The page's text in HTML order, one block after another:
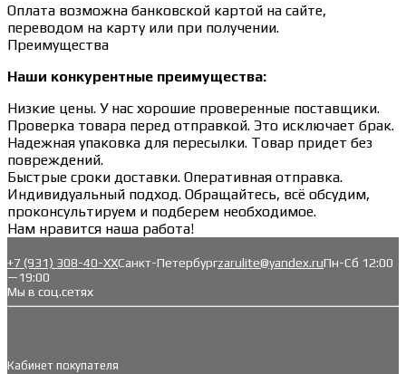
Оплата возможна банковской картой на сайте,
переводом на карту или при получении.
Преимущества
Наши конкурентные преимущества:
Низкие цены. У нас хорошие проверенные поставщики.
Проверка товара перед отправкой. Это исключает брак.
Надежная упаковка для пересылки. Товар придет без
повреждений.
Быстрые сроки доставки. Оперативная отправка.
Индивидуальный подход. Обращайтесь, всё обсудим,
проконсультируем и подберем необходимое.
Нам нравится наша работа!
+7 (931) 308-40-ХХСанкт-Петербургzarulite@yandex.ruПн-Сб 12:00
—19:00
Мы в соц.сетях
Кабинет покупателя